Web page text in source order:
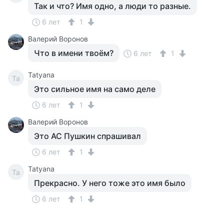
Так и что? Имя одно, а люди то разные.
6 лет
1
Валерий Воронов
Что в имени твоём? 6 лет 1
Ta Tatyana
Это сильное имя на само деле
6 лет
1
Валерий Воронов
Это АС Пушкин спрашивал
6 лет 1
Ta Tatyana
Прекрасно. У него тоже это имя было
6 лет 1